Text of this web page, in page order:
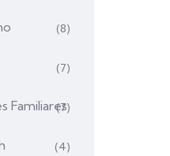
(8)
(7)
Familiares
(7)
(4)